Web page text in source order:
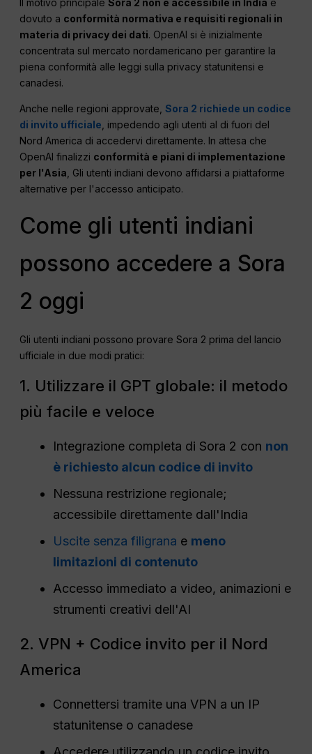
dovuto a conformità normativa e requisiti regionali in
materia di privacy dei dati. OpenAI si è inizialmente
concentrata sul mercato nordamericano per garantire la
piena conformità alle leggi sulla privacy statunitensi e
canadesi.
Anche nelle regioni approvate,Sora 2 richiede un codice
di invito ufficiale , impedendo agli utenti al di fuori del
Nord America di accedervi direttamente. In attesa che
OpenAI finalizzi conformità e piani di implementazione
per l'Asia , Gli utenti indiani devono affidarsi a piattaforme
alternative per l'accesso anticipato.
Come gli utenti indiani
possono accedere a Sora
2 oggi
Gli utenti indiani possono provare Sora 2 prima del lancio
ufficiale in due modi pratici:
1. Utilizzare il GPT globale: il metodo
più facile e veloce
Integrazione completa di Sora 2 con non
è richiesto alcun codice di invito
Nessuna restrizione regionale;
accessibile direttamente dall'India
Uscite senza filigrana e meno
limitazioni di contenuto
Accesso immediato a video, animazioni e
strumenti creativi dell'AI
2. VPN + Codice invito per il Nord
America
Connettersi tramite una VPN a un IP
statunitense o canadese